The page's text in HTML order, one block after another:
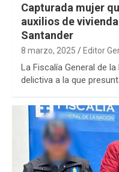
Capturada mujer
auxilios de
Santander
8 marzo, 2025 Editor
La Fiscalía General de
delictiva a la que